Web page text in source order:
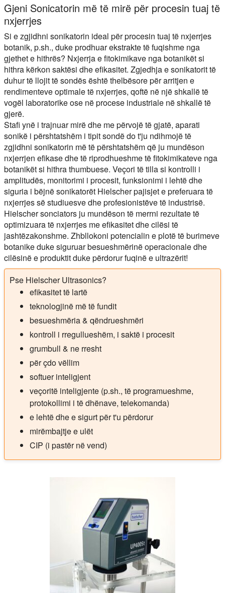
Gjeni Sonicatorin më të mirë për procesin tuaj të
nxjerrjes
Si e zgjidhni sonikatorin ideal për procesin tuaj të nxjerrjes
botanik, p.sh., duke prodhuar ekstrakte të fuqishme nga
gjethet e hithrës? Nxjerrja e fitokimikave nga botanikët si
hithra kërkon saktësi dhe efikasitet. Zgjedhja e sonikatorit të
duhur të llojit të sondës është thelbësore për arritjen e
rendimenteve optimale të nxjerrjes, qoftë në një shkallë të
vogël laboratorike ose në procese industriale në shkallë të
gjerë.
Stafi ynë i trajnuar mirë dhe me përvojë të gjatë, aparati
sonikë i përshtatshëm i tipit sondë do t'ju ndihmojë të
zgjidhni sonikatorin më të përshtatshëm që ju mundëson
nxjerrjen efikase dhe të riprodhueshme të fitokimikateve nga
botanikët si hithra thumbuese. Veçori të tilla si kontrolli i
amplitudës, monitorimi i procesit, funksionimi i lehtë dhe
siguria i bëjnë sonikatorët Hielscher pajisjet e preferuara të
nxjerrjes së studiuesve dhe profesionistëve të industrisë.
Hielscher sonciators ju mundëson të merrni rezultate të
optimizuara të nxjerrjes me efikasitet dhe cilësi të
jashtëzakonshme. Zhbllokoni potencialin e plotë të burimeve
botanike duke siguruar besueshmërinë operacionale dhe
cilësinë e produktit duke përdorur fuqinë e ultrazërit!
Pse Hielscher Ultrasonics?
efikasitet të lartë
teknologjinë më të fundit
besueshmëria & qëndrueshmëri
kontroll i rregullueshëm, i saktë i procesit
grumbull & ne rresht
për çdo vëllim
softuer inteligjent
veçoritë inteligjente (p.sh., të programueshme,
protokollimi i të dhënave, telekomanda)
e lehtë dhe e sigurt për t'u përdorur
mirëmbajtje e ulët
CIP (i pastër në vend)